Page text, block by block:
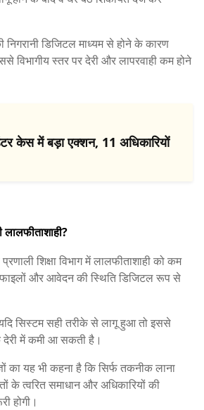
डिजिटल माध्यम से होने के कारण
विभागीय स्तर पर देरी और लापरवाही कम होने
केस में बड़ा एक्शन, 11 अधिकारियों
लालफीताशाही?
शिक्षा विभाग में लालफीताशाही को कम
और आवेदन की स्थिति डिजिटल रूप से
यदि सिस्टम सही तरीके से लागू हुआ तो इससे
देरी में कमी आ सकती है।
का यह भी कहना है कि सिर्फ तकनीक लाना
के त्वरित समाधान और अधिकारियों की
होगी।